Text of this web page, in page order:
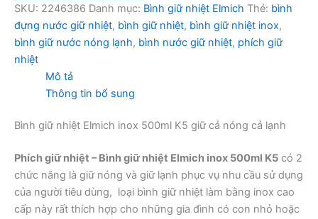
inox
500ml
K5
số
lượng
SKU: 2246386 Danh mục: Bình giữ nhiệt Elmich Thẻ: bình
đựng nước giữ nhiệt, bình giữ nhiệt, bình giữ nhiệt inox,
bình giữ nước nóng lạnh, bình nước giữ nhiệt, phích giữ
nhiệt
Mô tả
Thông tin bổ sung
Bình giữ nhiệt Elmich inox 500ml K5 giữ cả nóng cả lạnh
Phích giữ nhiệt – Bình giữ nhiệt Elmich inox 500ml K5 có 2
chức năng là giữ nóng và giữ lạnh phục vụ nhu cầu sử dụng
của người tiêu dùng, loại bình giữ nhiệt làm bằng inox cao
cấp này rất thích hợp cho những gia đình có con nhỏ hoặc